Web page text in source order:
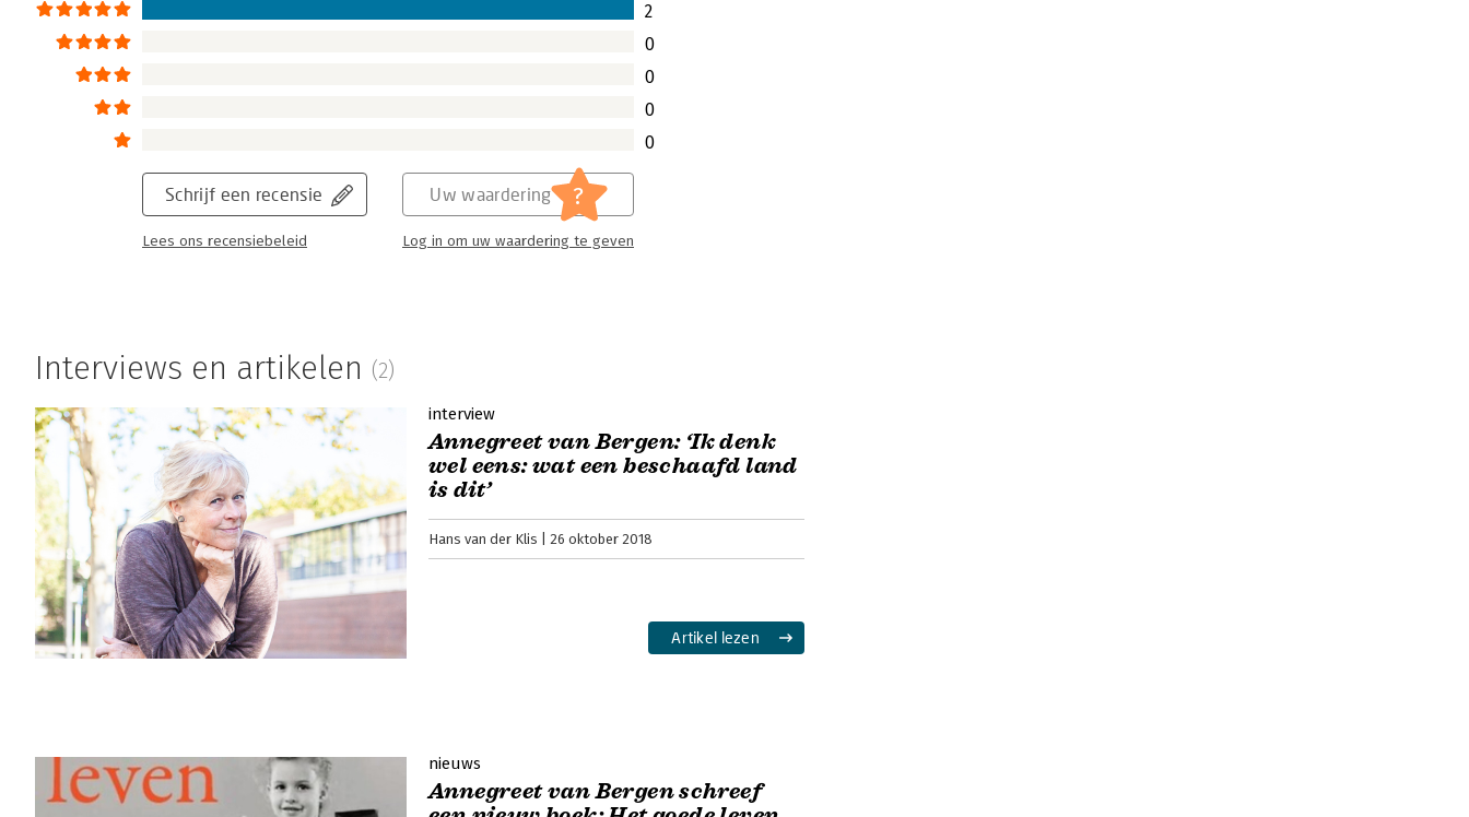
2
0
0
0
0
Schrijf een recensie
Lees ons recensiebeleid
Uw waardering ?
Log in om uw waardering te geven
Interviews en artikelen (2)
interview
Annegreet van Bergen: ‘Ik denk
wel eens: wat een beschaafd land
is dit’
Hans van der Klis 26 oktober 2018
Artikel lezen
nieuws
Annegreet van Bergen schreef